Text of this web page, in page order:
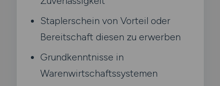
Staplerschein von Vorteil oder
Bereitschaft diesen zu erwerben
Grundkenntnisse in
Warenwirtschaftssystemen